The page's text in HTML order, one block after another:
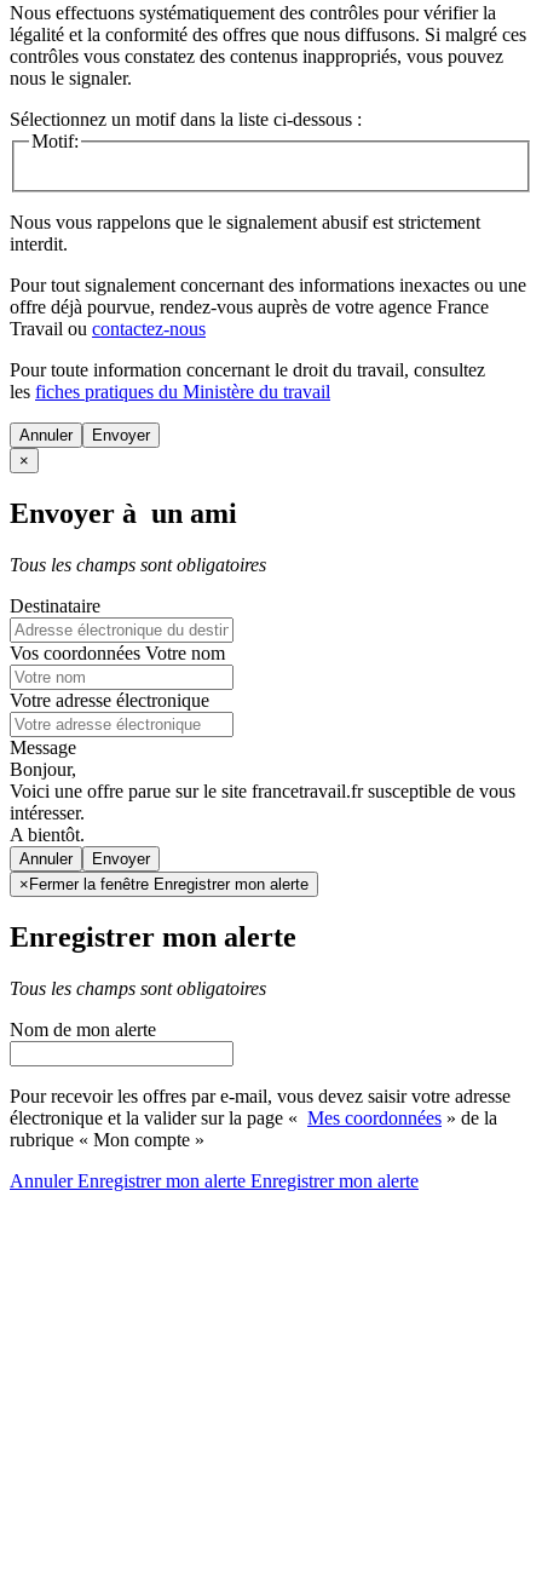
Nous effectuons systématiquement des contrôles pour vérifier la
légalité et la conformité des offres que nous diffusons. Si malgré ces
contrôles vous constatez des contenus inappropriés, vous pouvez
nous le signaler.
Sélectionnez un motif dans la liste ci-dessous :
Motif:
Nous vous rappelons que le signalement abusif est strictement
interdit.
Pour tout signalement concernant des informations inexactes ou une
offre déjà pourvue, rendez-vous auprès de votre agence France
Travail ou contactez-nous
Pour toute information concernant le droit du travail, consultez
les fiches pratiques du Ministère du travail
Annuler
×
Envoyer à un ami
Tous les champs sont obligatoires
Destinataire
Vos coordonnées Votre nom
Votre adresse électronique
Message
Bonjour,
Voici une offre parue sur le site francetravail.fr susceptible de vous
intéresser.
A bientôt.
Annuler
× Fermer la fenêtre Enregistrer mon alerte
Enregistrer mon alerte
Tous les champs sont obligatoires
Nom de mon alerte
Pour recevoir les offres par e-mail, vous devez saisir votre adresse
électronique et la valider sur la page « Mes coordonnées » de la
rubrique « Mon compte »
AnnulerEnregistrer mon alerte Enregistrermon alerte